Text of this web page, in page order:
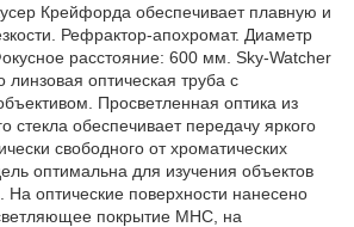
Крейфорда обеспечивает плавную и
Рефрактор-апохромат. Диаметр
расстояние: 600 мм. Sky-Watcher
линзовая оптическая труба с
Просветленная оптика из
стекла обеспечивает передачу яркого
свободного от хроматических
оптимальна для изучения объектов
оптические поверхности нанесено
покрытие MHC, на